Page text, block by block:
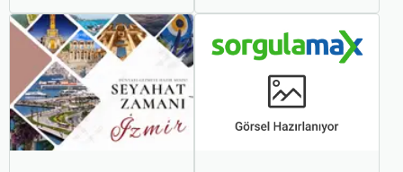
son dakikaya kalabiliyor ve
bu durumda uygun fiyatlı
uçak bileti bulmak
zorlaşabiliyor.
makalede, uçak bileti iptal
ve değişim süreçlerinin
durumlarda ücret iadesi
alabileceğiniz konularına
değineceğiz.